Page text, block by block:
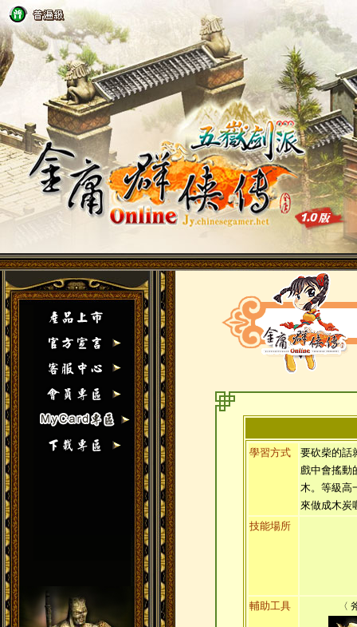
學習方式
要砍柴的話
戲中會搖動
木。等級高
來做成木炭
技能場所
輔助工具 〈